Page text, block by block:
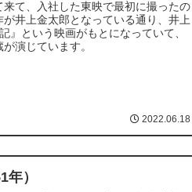
て、入社した東映で最初に撮ったの
井上金太郎となっている通り、井上
』という映画がもとになっていて、
演じています。
2022.06.18
）